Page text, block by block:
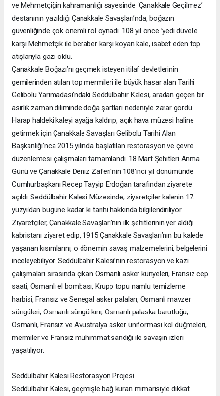
ve Mehmetçiğin kahramanlığı sayesinde ’Çanakkale Geçilmez’
destanının yazıldığı Çanakkale Savaşları’nda, boğazın
güvenliğinde çok önemli rol oynadı. 108 yıl önce ’yedi düvel’e
karşı Mehmetçik ile beraber karşı koyan kale, isabet eden top
atışlarıyla gazi oldu.
Çanakkale Boğazı’nı geçmek isteyen itilaf devletlerinin
gemilerinden atılan top mermileri ile büyük hasar alan Tarihi
Gelibolu Yarımadası’ndaki Seddülbahir Kalesi, aradan geçen bir
asırlık zaman diliminde doğa şartları nedeniyle zarar gördü.
Harap haldeki kaleyi ayağa kaldırıp, açık hava müzesi haline
getirmek için Çanakkale Savaşları Gelibolu Tarihi Alan
Başkanlığı’nca 2015 yılında başlatılan restorasyon ve çevre
düzenlemesi çalışmaları tamamlandı. 18 Mart Şehitleri Anma
Günü ve Çanakkale Deniz Zaferi’nin 108’inci yıl dönümünde
Cumhurbaşkanı Recep Tayyip Erdoğan tarafından ziyarete
açıldı. Seddülbahir Kalesi Müzesinde, ziyaretçiler kalenin 17.
yüzyıldan bugüne kadar ki tarihi hakkında bilgilendiriliyor.
Ziyaretçiler, Çanakkale Savaşları’nın ilk şehitlerinin yer aldığı
kabristanı ziyaret edip, 1915 Çanakkale Savaşları’nın bu kalede
yaşanan kısımlarını, o dönemin savaş malzemelerini, belgelerini
inceleyebiliyor. Seddülbahir Kalesi’nin restorasyon ve kazı
çalışmaları sırasında çıkan Osmanlı asker künyeleri, Fransız cep
saati, Osmanlı el bombası, Krupp topu namlu temizleme
harbisi, Fransız ve Senegal asker palaları, Osmanlı mavzer
süngüleri, Osmanlı süngü kını, Osmanlı palaska barutluğu,
Osmanlı, Fransız ve Avustralya asker üniforması kol düğmeleri,
mermiler ve Fransız mühimmat sandığı ile savaşın izleri
yaşatılıyor.
Seddülbahir Kalesi Restorasyon Projesi
Seddülbahir Kalesi, geçmişle bağ kuran mimarisiyle dikkat